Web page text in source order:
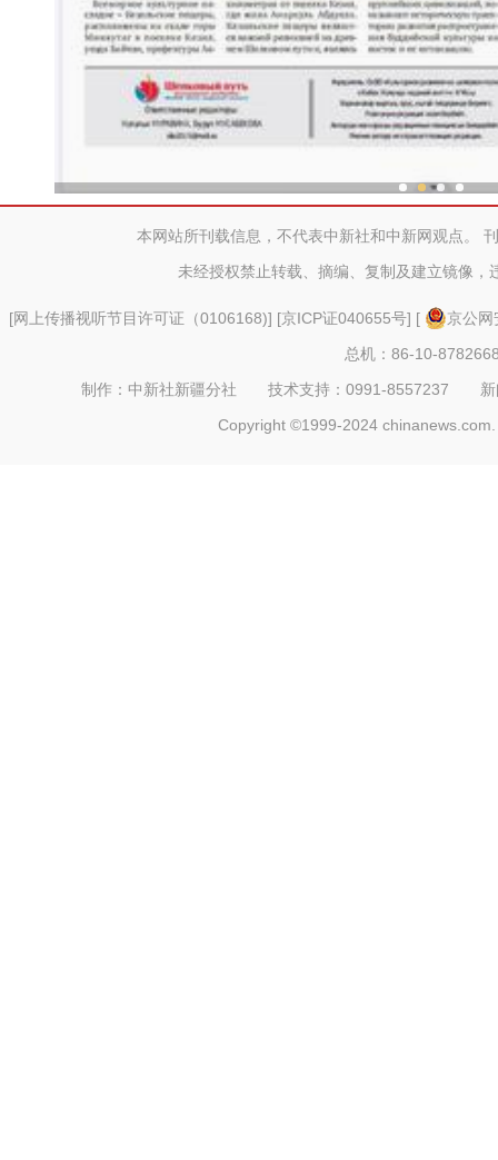
本网站所刊载信息，不代表中新社和中新网观点。
未经授权禁止转载、摘编、复制及建立镜像，
[网上传播视听节目许可证（0106168)] [京ICP证040655号] [
京公
总机：86-10-
制作：中新社新疆分社 技术支持：0991-8557237
Copyright ©1999-2024